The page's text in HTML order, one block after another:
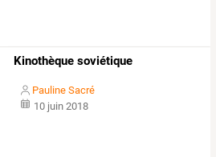
Kinothèque soviétique
Pauline Sacré
10 juin 2018